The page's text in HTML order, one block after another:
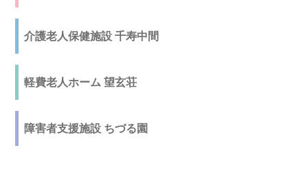
介護老人保健施設 千寿中間
軽費老人ホーム 望玄荘
障害者支援施設 ちづる園